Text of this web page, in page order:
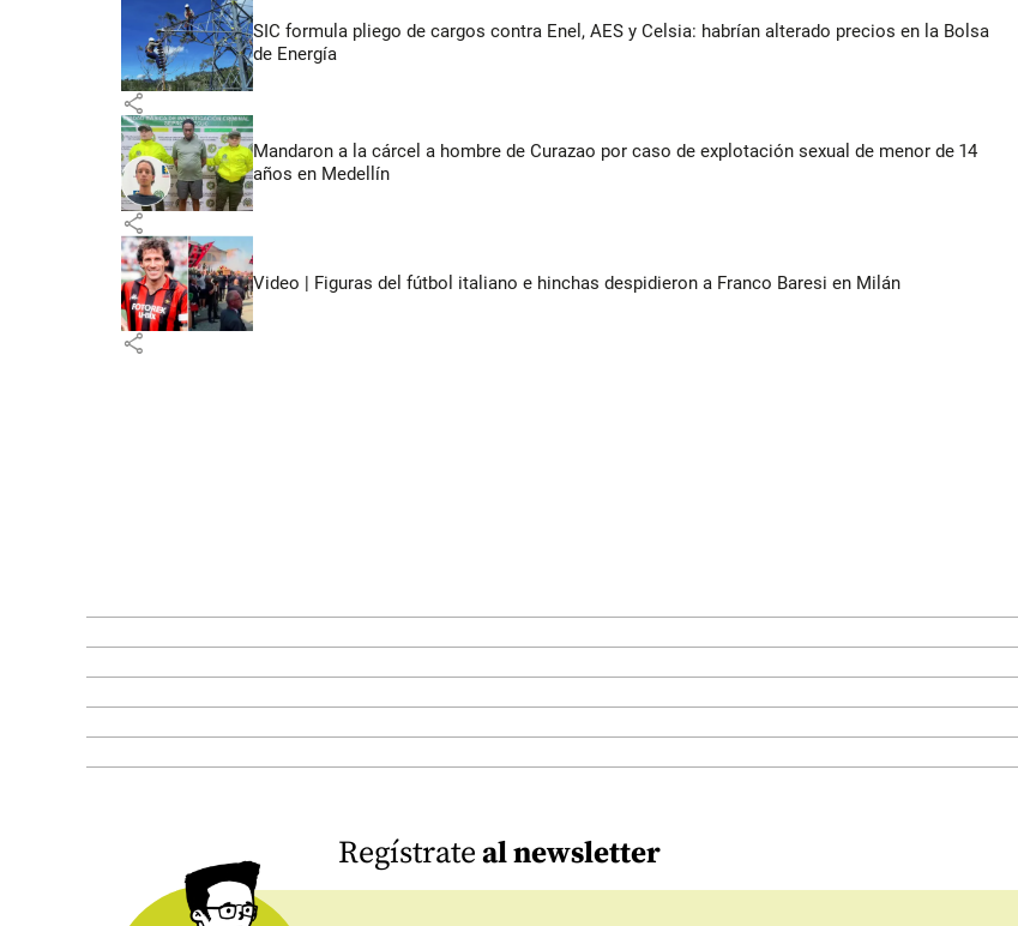
SIC formula pliego de cargos contra Enel, AES y Celsia: habrían alterado precios en la Bolsa
de Energía
share
Mandaron a la cárcel a hombre de Curazao por caso de explotación sexual de menor de 14
años en Medellín
share
Video | Figuras del fútbol italiano e hinchas despidieron a Franco Baresi en Milán
share
Regístrateal newsletter